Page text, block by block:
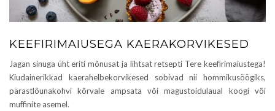
KEEFIRIMAIUSEGA KAERAKORVIKESED
Jagan sinuga üht eriti mõnusat ja lihtsat retsepti Tere keefirimaiustega!
Kiudainerikkad kaerahelbekorvikesed sobivad nii hommikusöögiks,
pärastlõunakohvi kõrvale ampsata või magustoidulaual koogi või
muffinite asemel.